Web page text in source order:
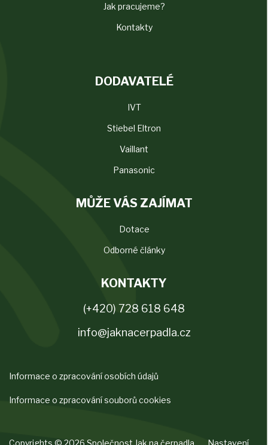
Jak pracujeme?
Kontakty
DODAVATELÉ
IVT
Stiebel Eltron
Vaillant
Panasonic
MŮŽE VÁS ZAJÍMAT
Dotace
Odborné články
KONTAKTY
(+420) 728 618 648
info@jaknacerpadla.cz
Informace o zpracování osobích údajů
Informace o zpracování souborů cookies